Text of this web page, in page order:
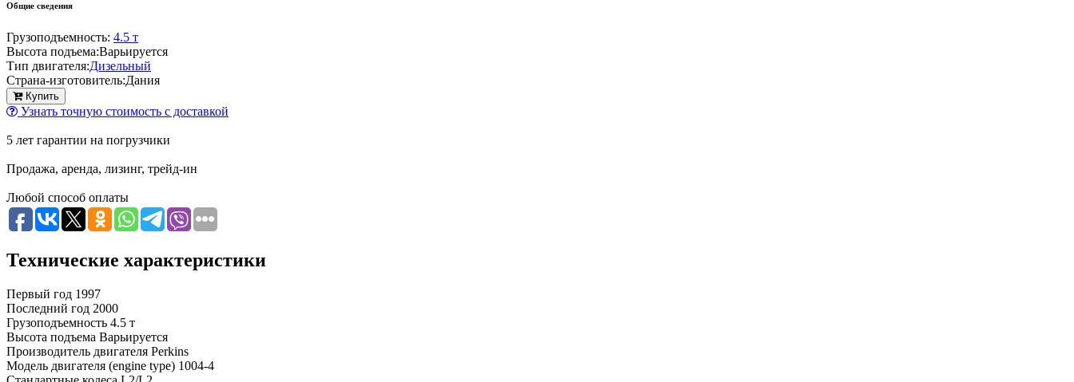
Общие сведения
Грузоподъемность: 4.5 т
Высота подъема:Варьируется
Тип двигателя:Дизельный
Страна-изготовитель:Дания
Купить
Узнать точную стоимость с доставкой
5 лет гарантии на погрузчики
Продажа, аренда, лизинг, трейд-ин
Любой способ оплаты
Технические характеристики
Первый год 1997
Последний год 2000
Грузоподъемность 4.5 т
Высота подъема Варьируется
Производитель двигателя Perkins
Модель двигателя (engine type) 1004-4